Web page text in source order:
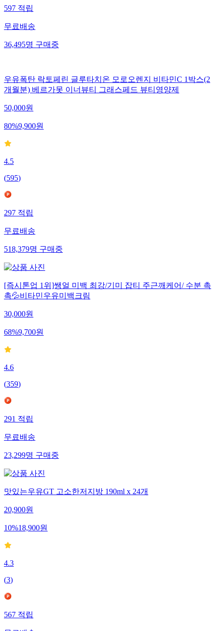
597적립
무료배송
36,495명구매중
우유폭탄 락토페린 글루타치온 모로오렌지 비타민C 1박스(2
개월분) 베르가못 이너뷰티 그래스페드 뷰티영양제
50,000원
80%9,900원
4.5
(595)
297적립
무료배송
518,379명구매중
[즉시톤업 1위]쌩얼 미백 최강/기미 잡티 주근깨케어/ 수분 촉
촉💦비타민우유미백크림
30,000원
68%9,700원
4.6
(359)
291적립
무료배송
23,299명구매중
맛있는우유GT 고소한저지방 190ml x 24개
20,900원
10%18,900원
4.3
(3)
567적립